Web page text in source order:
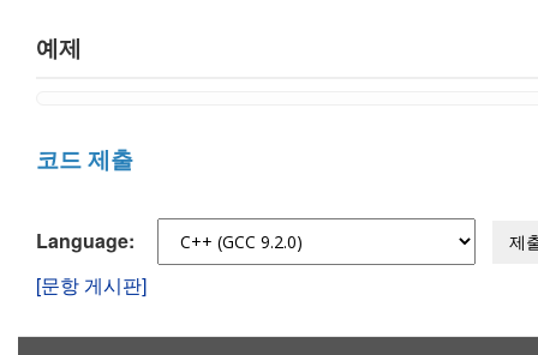
예제
코드 제출
Language: 제
[문항 게시판]